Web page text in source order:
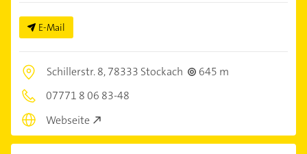
E-Mail
Schillerstr. 8,78333 Stockach
645 m
07771 8 06 83-48
Webseite